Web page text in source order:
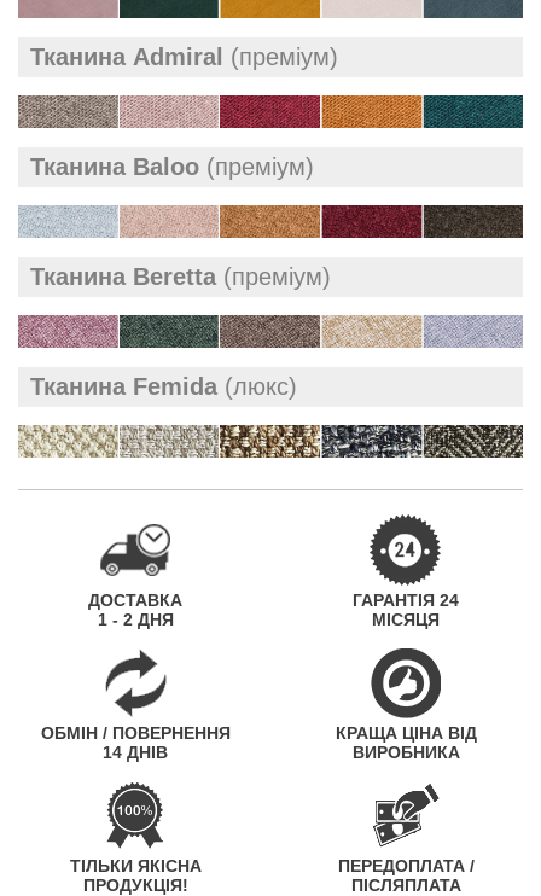
Тканина Admiral (преміум)
Тканина Baloo (преміум)
Тканина Beretta (преміум)
Тканина Femida (люкс)
ДОСТАВКА
1 - 2 ДНЯ
ГАРАНТІЯ 24
МІСЯЦЯ
ОБМІН / ПОВЕРНЕННЯ
14 ДНІВ
КРАЩА ЦІНА ВІД
ВИРОБНИКА
ТІЛЬКИ ЯКІСНА
ПРОДУКЦІЯ!
ПЕРЕДОПЛАТА /
ПІСЛЯПЛАТА